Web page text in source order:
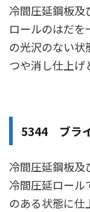
冷間圧延鋼板
ロールのはだ
の光沢のない状
つや消し仕上げ
5344 ブラ
冷間圧延鋼板及
冷間圧延ロール
のある状態に仕